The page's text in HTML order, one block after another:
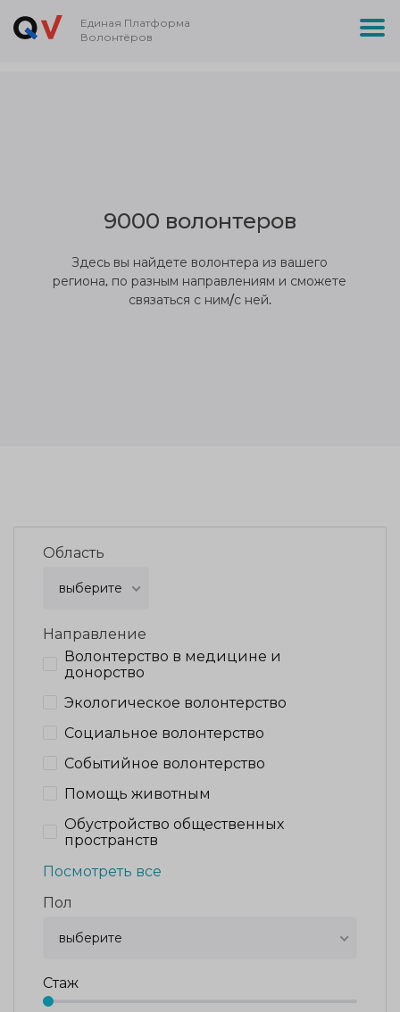
Единая Платформа
Волонтёров
9000 волонтеров
Здесь вы найдете волонтера из вашего
региона, по разным направлениям и сможете
связаться с ним/с ней.
Область
выберите
Направление
Волонтерство в медицине и
донорство
Экологическое волонтерство
Социальное волонтерство
Событийное волонтерство
Помощь животным
Обустройство общественных
пространств
Посмотреть все
Пол
выберите
Стаж